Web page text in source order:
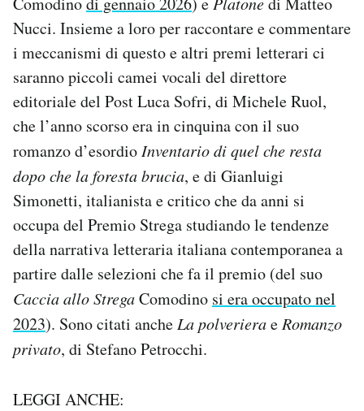
Nucci. Insieme a loro per raccontare e commentare
i meccanismi di questo e altri premi letterari ci
saranno piccoli camei vocali del direttore
editoriale del Post Luca Sofri, di Michele Ruol,
che l’anno scorso era in cinquina con il suo
romanzo d’esordio Inventario di quel che resta
dopo che la foresta brucia, e di Gianluigi
Simonetti, italianista e critico che da anni si
occupa del Premio Strega studiando le tendenze
della narrativa letteraria italiana contemporanea a
partire dalle selezioni che fa il premio (del suo
Caccia allo StregaComodino si era occupato nel
2023). Sono citati anche La polverierae Romanzo
privato, di Stefano Petrocchi.
LEGGI ANCHE: